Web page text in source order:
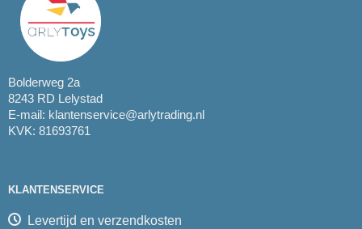
Bolderweg 2a
8243 RD Lelystad
E-mail: klantenservice@arlytrading.nl
KVK: 81693761
KLANTENSERVICE
Levertijd en verzendkosten